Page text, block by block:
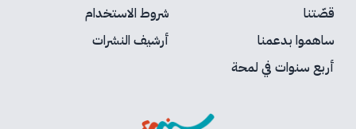
قصّتنا
شروط الاستخدام
ساهموا بدعمنا
أرشيف النشرات
أربع سنوات في لمحة